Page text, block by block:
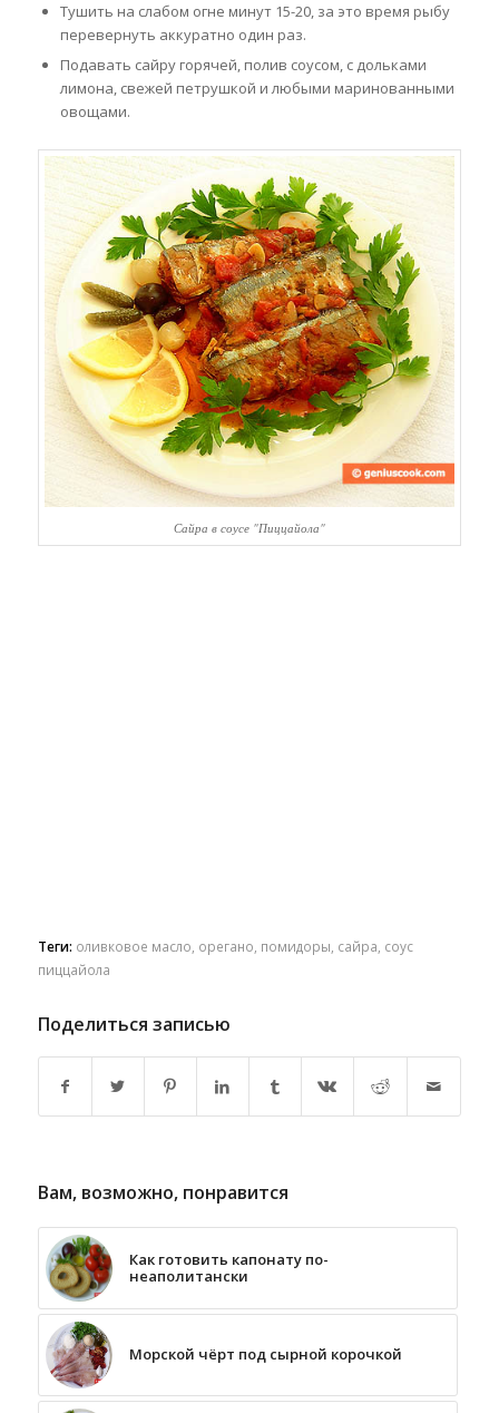
Тушить на слабом огне минут 15-20, за это время рыбу
перевернуть аккуратно один раз.
Подавать сайру горячей, полив соусом, с дольками
лимона, свежей петрушкой и любыми маринованными
овощами.
Сайра в соусе "Пиццайола"
Теги: оливковое масло орегано помидоры сайра соус
пиццайола
Поделиться записью
Вам, возможно, понравится
Как готовить капонату по-
неаполитански
Морской чёрт под сырной корочкой